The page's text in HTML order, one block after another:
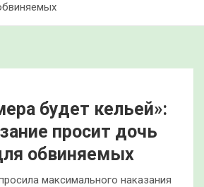
будет кельей»:
просит дочь
обвиняемых
максимального наказания